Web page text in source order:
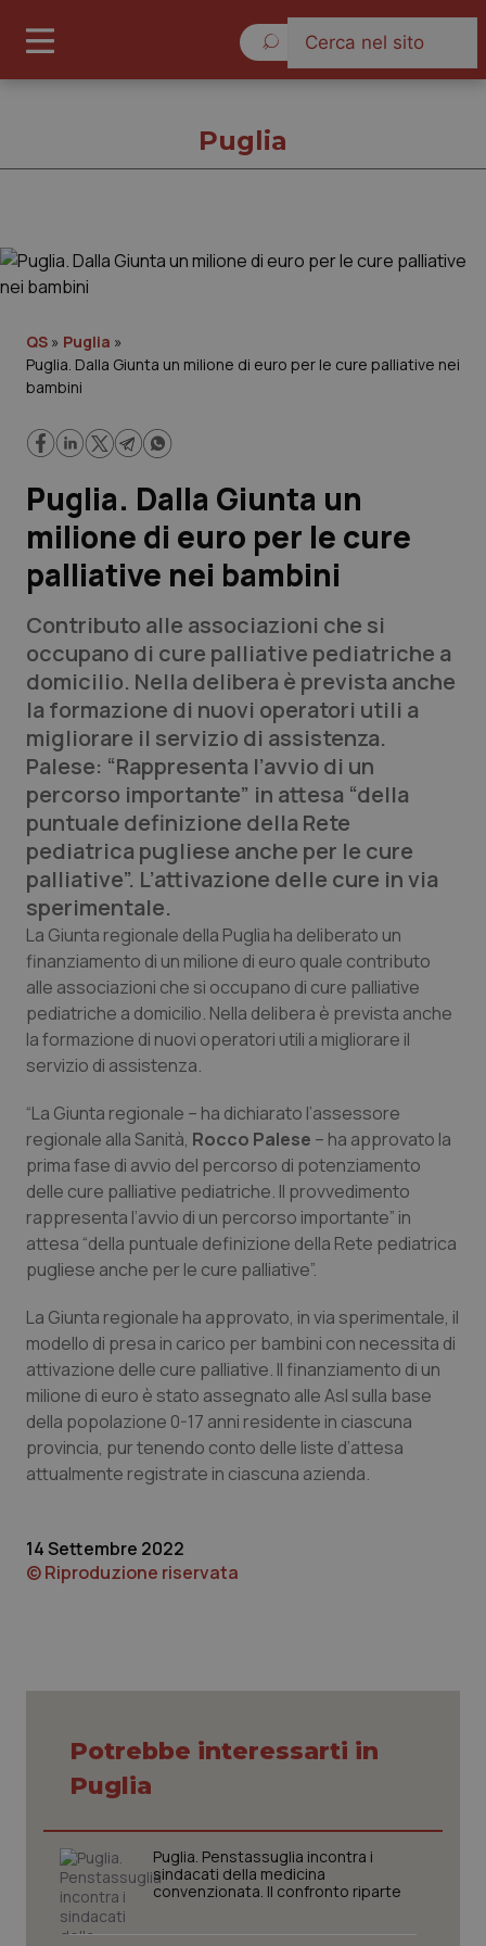
Governo e Parlamento
Regioni e Asl
Lavoro e Professioni
Scienza e Farmaci
Studi e Analisi
Lettere al direttore
Edizioni Regionali
QS Pro
Professionisti Sanitari.AI
Abruzzo
Basilicata
Calabria
Campania
Emilia-Romagna
Friuli Venezia Giulia
Lazio
Liguria
Lombardia
Marche
Molise
Provincia Autonoma di Bolzano
Sicilia
Toscana
Umbria
QS Pro Gold
Artrite & artrosi
Asma & BPCO
Car-T
Colesterolo & coronaropatie
Dermatite Atopica
Diabete & glucometri
Disturbi dell’umore
Dolore
Donna & Salute
Epatiti
Infezioni & Febbre
Neuroscienze & patologie neurodegenerative
Obesità
Oftalmologia
QS Club Newsletter
Puglia
QS » Puglia »
Puglia. Dalla Giunta un milione di euro per le cure palliative nei
bambini
Puglia. Dalla Giunta un
milione di euro per le cure
palliative nei bambini
Contributo alle associazioni che si
occupano di cure palliative pediatriche a
domicilio. Nella delibera è prevista anche
la formazione di nuovi operatori utili a
migliorare il servizio di assistenza.
Palese: “Rappresenta l’avvio di un
percorso importante” in attesa “della
puntuale definizione della Rete
pediatrica pugliese anche per le cure
palliative”. L’attivazione delle cure in via
sperimentale.
La Giunta regionale della Puglia ha deliberato un
finanziamento di un milione di euro quale contributo
alle associazioni che si occupano di cure palliative
pediatriche a domicilio. Nella delibera è prevista anche
la formazione di nuovi operatori utili a migliorare il
servizio di assistenza.
“La Giunta regionale – ha dichiarato l’assessore
regionale alla Sanità, Rocco Palese – ha approvato la
prima fase di avvio del percorso di potenziamento
delle cure palliative pediatriche. Il provvedimento
rappresenta l’avvio di un percorso importante” in
attesa “della puntuale definizione della Rete pediatrica
pugliese anche per le cure palliative”.
La Giunta regionale ha approvato, in via sperimentale, il
modello di presa in carico per bambini con necessita di
attivazione delle cure palliative. Il finanziamento di un
milione di euro è stato assegnato alle Asl sulla base
della popolazione 0-17 anni residente in ciascuna
provincia, pur tenendo conto delle liste d’attesa
attualmente registrate in ciascuna azienda.
14 Settembre 2022
© Riproduzione riservata
Potrebbe interessarti in
Puglia
Puglia. Penstassuglia incontra i
sindacati della medicina
convenzionata. Il confronto riparte